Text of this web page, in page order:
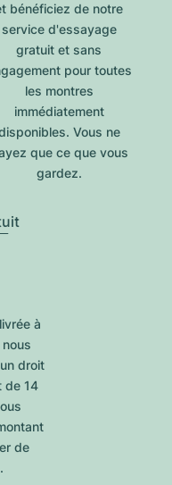
bénéficiez de notre
service d'essayage
gratuit et sans
pour toutes
les montres
immédiatement
Vous ne
que ce que vous
gardez.
à
droit
de 14
de